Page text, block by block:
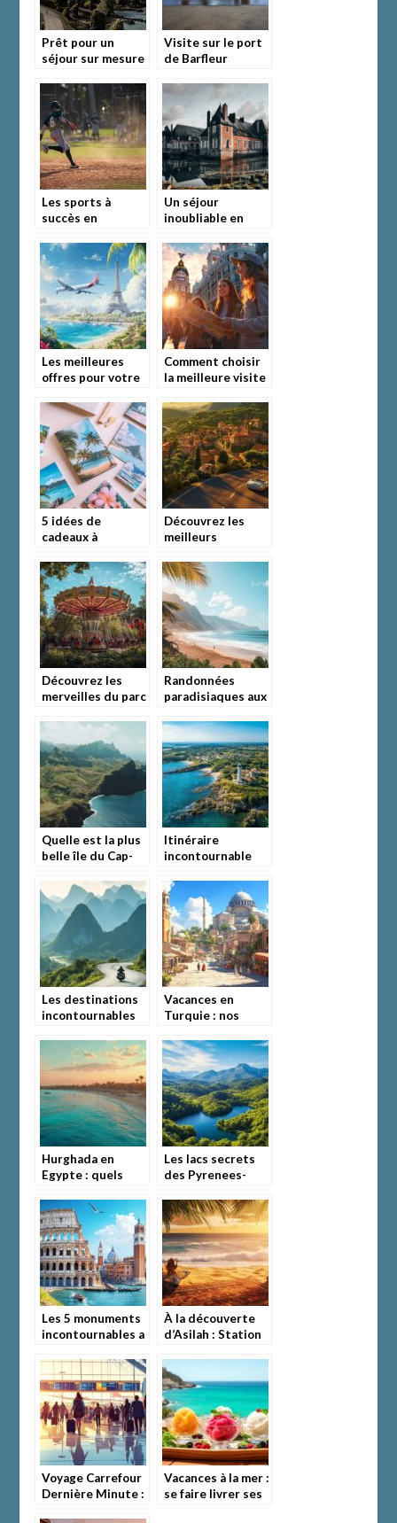
Prêt pour un
séjour sur mesure
Visite sur le port
de Barfleur
Les sports à
succès en
Un séjour
inoubliable en
plongez dans
l’atmosphère
unique d’une
chambre d’hôte
Les meilleures
offres pour votre
Domingue:
Découvrez les
incontournables
Comment choisir
la meilleure visite
Madrid ?
5 idées de
cadeaux à
plus belles photos
de vacances
Découvrez les
meilleurs
un road trip
inoubliable en
Europe
Découvrez les
merveilles du parc
à Copenhague : un
voyage entre
nature et
divertissement
Randonnées
paradisiaques aux
février : Un climat
idéal pour
l’aventure
Quelle est la plus
belle île du Cap-
de Santa Luzia,
une réserve
naturelle
exceptionnelle
Itinéraire
incontournable
l’île d’Yeu en une
journée
Les destinations
incontournables
moto inoubliable
Vacances en
Turquie : nos
combiner detente
et decouvertes en
15 jours
Hurghada en
Egypte : quels
cette station
balneaire et ses
meilleurs hotels
kids-friendly ?
Les lacs secrets
des Pyrenees-
les traces des
troupeaux d’antan
Les 5 monuments
incontournables a
La forteresse
eternelle de Rome
À la découverte
d’Asilah : Station
où aller pour se
détendre entre
culture et
farniente
Voyage Carrefour
Dernière Minute :
Vacances à la mer :
se faire livrer ses